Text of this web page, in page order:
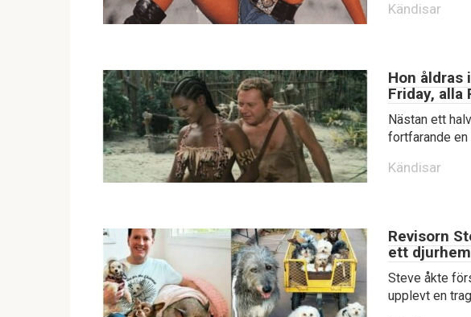
Kändisar
Hon åldras
Friday, alla
Nästan ett
fortfarande
Kändisar
Revisorn
ett
Steve åkte
upplevt en